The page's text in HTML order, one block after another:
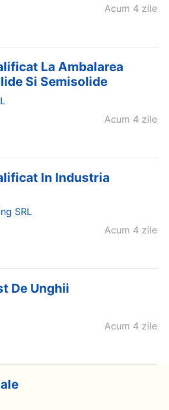
Acum 4 zile
La Ambalarea
Si Semisolide
Acum 4 zile
In Industria
SRL
Acum 4 zile
De Unghii
Acum 4 zile